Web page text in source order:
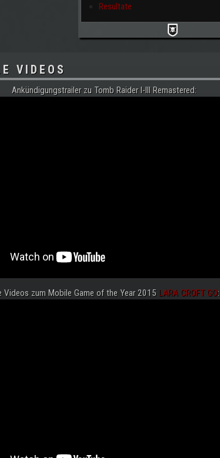
Resultate
VIDEOS
Ankündigungstrailer zu Tomb Raider I-III Remastered:
Videos zum Mobile Game of the Year 2015 LARA CROFT GO: